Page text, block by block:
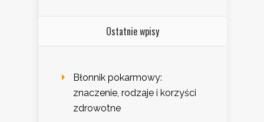
Ostatnie wpisy
Błonnik pokarmowy:
znaczenie, rodzaje i korzyści
zdrowotne